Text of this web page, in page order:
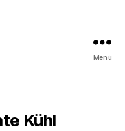
Menü
Kühl